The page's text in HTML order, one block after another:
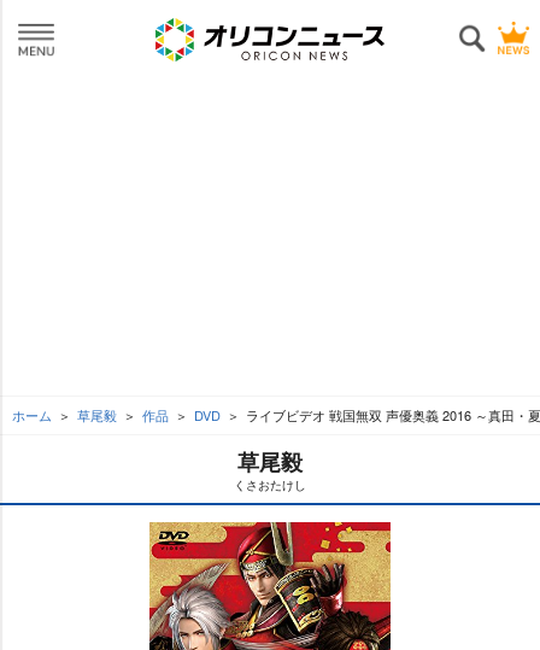
ホーム 草尾毅 作品 DVD ライブビデオ 戦国無双 声優奥義 2016 ～真田・
草尾毅
くさおたけし